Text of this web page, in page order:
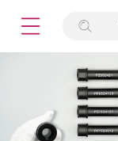
标准物质